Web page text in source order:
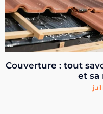
Couverture : tout
et sa